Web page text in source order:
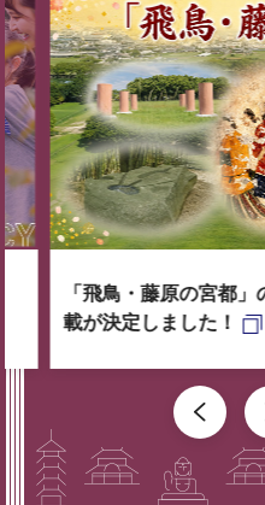
「飛鳥・藤原の宮都
載が決定しました！